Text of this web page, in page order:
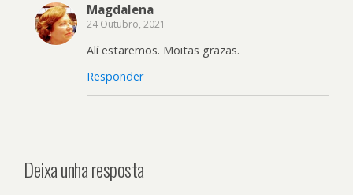
Magdalena
24 Outubro, 2021
Alí estaremos. Moitas grazas.
Responder
Deixa unha resposta